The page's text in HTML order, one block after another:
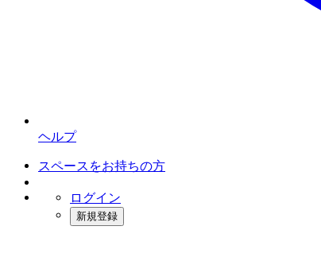
ヘルプ
スペースをお持ちの方
ログイン
新規登録